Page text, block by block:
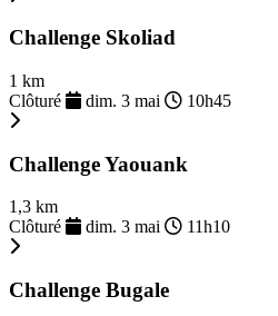
Challenge Skoliad
1 km
Clôturé
dim. 3 mai 10h45
Challenge Yaouank
1,3 km
Clôturé
dim. 3 mai 11h10
Challenge Bugale